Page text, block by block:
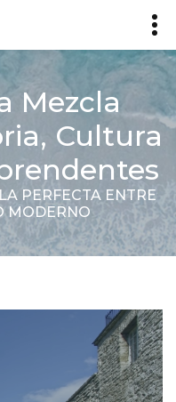
Mezcla
Cultura
PERFECTA ENTRE
MODERNO